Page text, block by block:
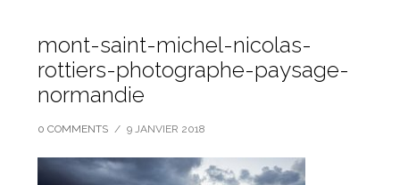
mont-saint-michel-nicolas-
rottiers-photographe-paysage-
normandie
0 COMMENTS / 9 JANVIER 2018